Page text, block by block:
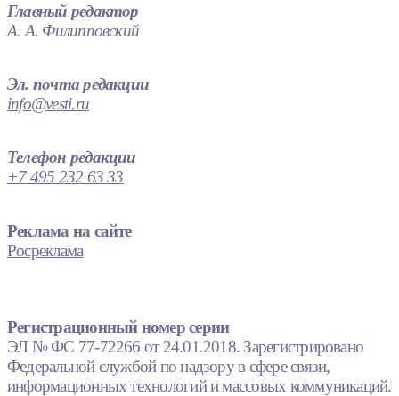
Главный редактор
А. А. Филипповский
Эл. почта редакции
info@vesti.ru
Телефон редакции
+7 495 232 63 33
Реклама на сайте
Росреклама
Регистрационный номер серии
ЭЛ № ФС 77-72266 от 24.01.2018. Зарегистрировано
Федеральной службой по надзору в сфере связи,
информационных технологий и массовых коммуникаций.